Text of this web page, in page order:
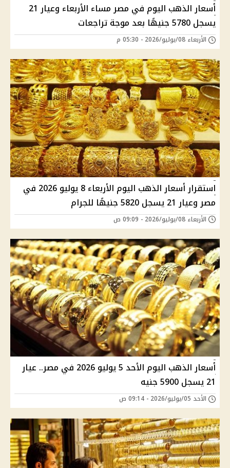
أسعار الذهب اليوم في مصر مساء الأربعاء وعيار 21
يسجل 5780 جنيهًا بعد موجة تراجعات
الأربعاء 08/يوليو/2026 - 05:30 م
استقرار أسعار الذهب اليوم الأربعاء 8 يوليو 2026 في
مصر وعيار 21 يسجل 5820 جنيهًا للجرام
الأربعاء 08/يوليو/2026 - 09:09 ص
أسعار الذهب اليوم الأحد 5 يوليو 2026 في مصر.. عيار
21 يسجل 5900 جنيه
الأحد 05/يوليو/2026 - 09:14 ص